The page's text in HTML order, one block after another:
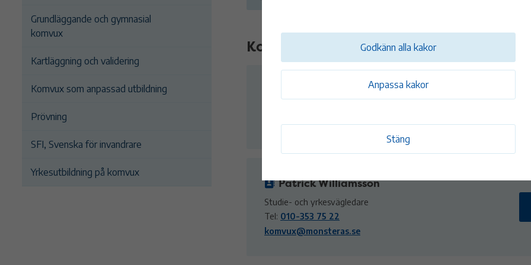
Grundläggande och gymnasial
komvux
Kartläggning och validering
Komvux som anpassad utbildning
Prövning
SFI, Svenska för invandrare
Yrkesutbildning på komvux
Kontakt
Mönsterås komvux
komvux@monsteras.se
Patrick Williamsson
Studie- och yrkesvägledare
Tel: 010-353 75 22
komvux@monsteras.se
Anpassa kakor
Stäng
Godkänn alla kakor